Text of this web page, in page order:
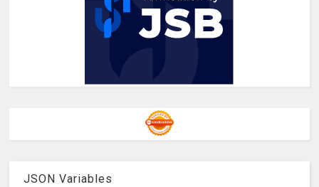
JSON Variables